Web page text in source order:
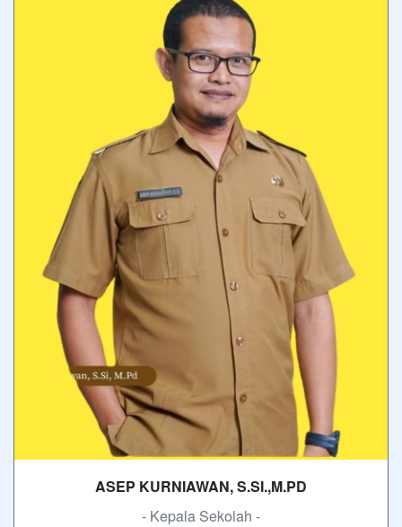
ASEP KURNIAWAN, S.SI.,M.PD
- Kepala Sekolah -